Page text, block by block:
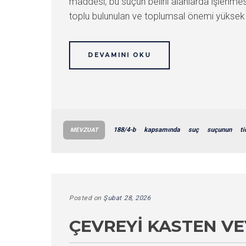
toplu bulunulan ve toplumsal önemi
DEVAMINI OKU
MEVZUAT 188/4-b kapsamında suç suçunun
Posted on Şubat 28, 2026
ÇEVREYI KASTEN